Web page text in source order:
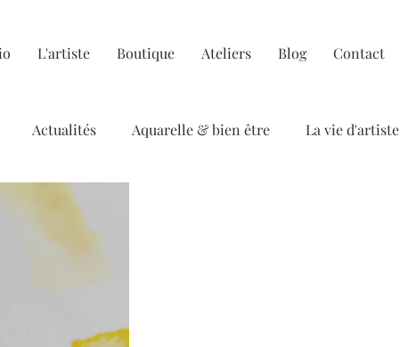
L'artiste Boutique Ateliers Blog Contact
Actualités Aquarelle & bien être La vie d'artiste